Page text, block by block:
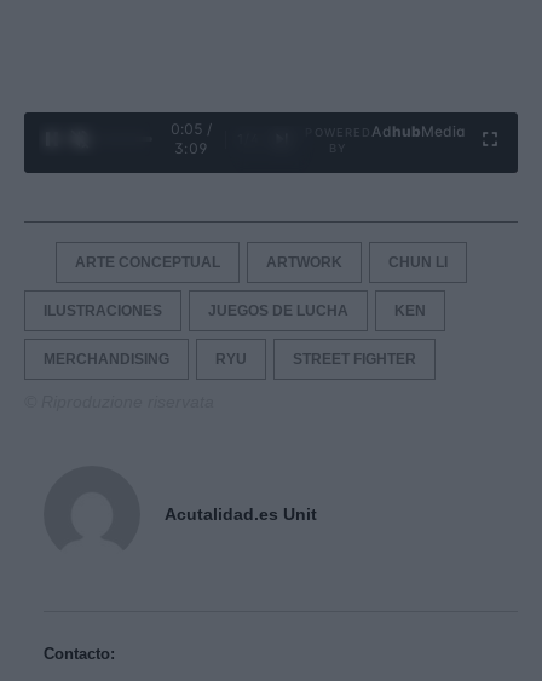
0:06 /
3:09
Ad hubMedia
ARTE CONCEPTUAL ARTWORK CHUN LI
ILUSTRACIONES JUEGOS DE LUCHA KEN
MERCHANDISING RYU STREET FIGHTER
Acutalidad.es Unit
Contacto: